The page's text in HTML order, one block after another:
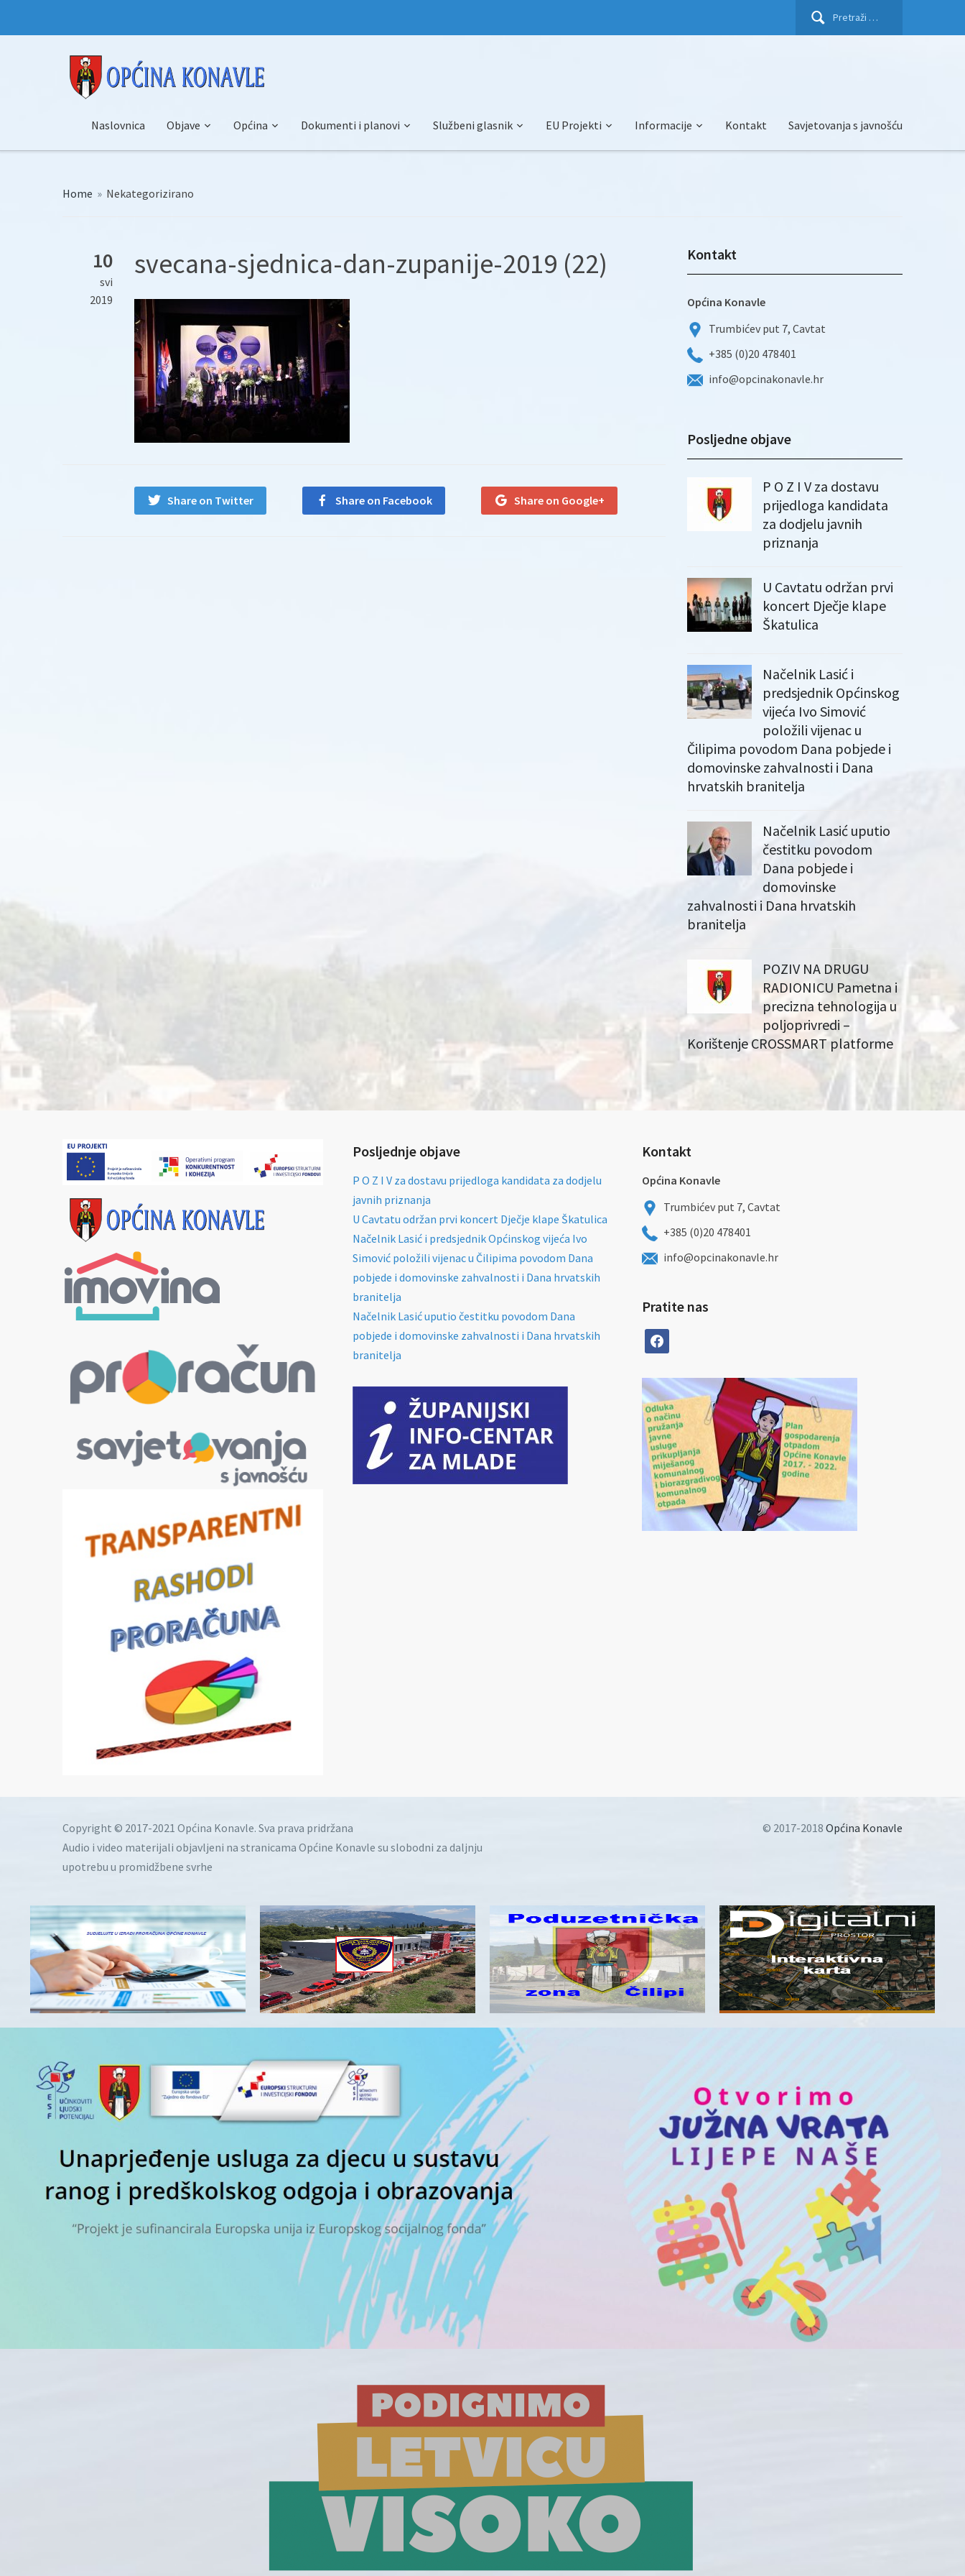
Pretraži:
Naslovnica Objave Općina Dokumenti i planovi Službeni glasnik EU Projekti Informacije Kontakt Savjetovanja s javnošću
Home » Nekategorizirano
10
svi
2019
svecana-sjednica-dan-zupanije-2019 (22)
Share on Twitter Share on Facebook Share on Google+
Kontakt
Općina Konavle
Trumbićev put 7, Cavtat
+385 (0)20 478401
info@opcinakonavle.hr
Posljedne objave
P O Z I V za dostavu
prijedloga kandidata
za dodjelu javnih
priznanja
U Cavtatu održan prvi
koncert Dječje klape
Škatulica
Načelnik Lasić i
predsjednik Općinskog
vijeća Ivo Simović
položili vijenac u
Čilipima povodom Dana pobjede i
domovinske zahvalnosti i Dana
hrvatskih branitelja
Načelnik Lasić uputio
čestitku povodom
Dana pobjede i
domovinske
zahvalnosti i Dana hrvatskih
branitelja
POZIV NA DRUGU
RADIONICU Pametna i
precizna tehnologija u
poljoprivredi –
Korištenje CROSSMART platforme
Posljednje objave
P O Z I V za dostavu prijedloga kandidata za dodjelu
javnih priznanja
U Cavtatu održan prvi koncert Dječje klape Škatulica
Načelnik Lasić i predsjednik Općinskog vijeća Ivo
Simović položili vijenac u Čilipima povodom Dana
pobjede i domovinske zahvalnosti i Dana hrvatskih
branitelja
Načelnik Lasić uputio čestitku povodom Dana
pobjede i domovinske zahvalnosti i Dana hrvatskih
branitelja
Kontakt
Općina Konavle
Trumbićev put 7, Cavtat
+385 (0)20 478401
info@opcinakonavle.hr
Pratite nas
facebook
Copyright © 2017-2021 Općina Konavle. Sva prava pridržana
Audio i video materijali objavljeni na stranicama Općine Konavle su slobodni za daljnju
upotrebu u promidžbene svrhe
© 2017-2018 Općina Konavle